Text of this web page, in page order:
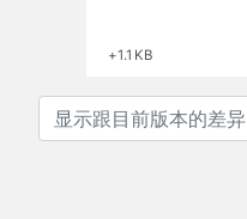
+1.1 KB
显示跟目前版本的差异